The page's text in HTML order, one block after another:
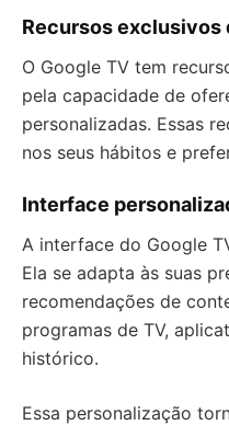
Recursos exclusivos
O Google TV tem
pela capacidade de
personalizadas. Essas
nos seus hábitos e
Interface
A interface do Google
Ela se adapta às suas
recomendações de
programas de TV,
histórico.
Essa personalização